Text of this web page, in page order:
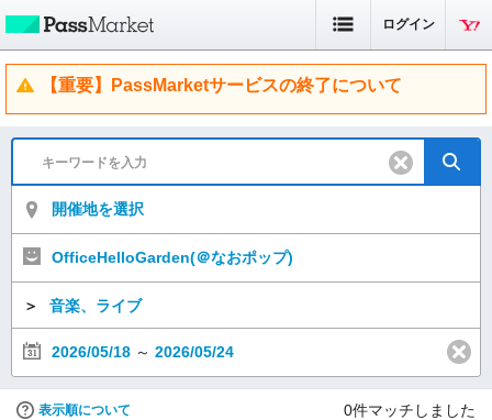
ログイン
【重要】PassMarketサービスの終了について
開催地を選択
OfficeHelloGarden(＠なおポップ)
＞ 音楽、ライブ
2026/05/18 ～ 2026/05/24
表示順について 0件マッチしました